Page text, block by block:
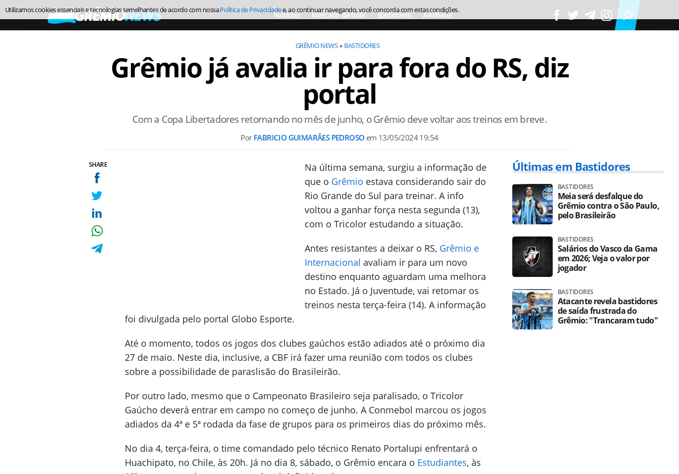
Notícias Mercado da bola Bastidores Artilharia
GRÊMIO NEWS BASTIDORES
Grêmio já avalia ir para fora do RS, diz
portal
Com a Copa Libertadores retornando no mês de junho, o Grêmio deve voltar aos treinos em breve.
Por FABRICIO GUIMARÃES PEDROSO em 13/05/2024 19:54
SHARE
Na última semana, surgiu a informação de
que o Grêmio estava considerando sair do
Rio Grande do Sul para treinar. A info
voltou a ganhar força nesta segunda (13),
com o Tricolor estudando a situação.
Antes resistantes a deixar o RS, Grêmio e
Internacional avaliam ir para um novo
destino enquanto aguardam uma melhora
no Estado. Já o Juventude, vai retomar os
treinos nesta terça-feira (14). A informação
foi divulgada pelo portal Globo Esporte.
Até o momento, todos os jogos dos clubes gaúchos estão adiados até o próximo dia
27 de maio. Neste dia, inclusive, a CBF irá fazer uma reunião com todos os clubes
sobre a possibilidade de paraslisão do Brasileirão.
Por outro lado, mesmo que o Campeonato Brasileiro seja paralisado, o Tricolor
Gaúcho deverá entrar em campo no começo de junho. A Conmebol marcou os jogos
adiados da 4ª e 5ª rodada da fase de grupos para os primeiros dias do próximo mês.
No dia 4, terça-feira, o time comandado pelo técnico Renato Portalupi enfrentará o
Huachipato, no Chile, às 20h. Já no dia 8, sábado, o Grêmio encara o Estudiantes, às
Últimas em Bastidores
BASTIDORES
Meia será desfalque do
Grêmio contra o São Paulo,
pelo Brasileirão
BASTIDORES
Salários do Vasco da Gama
em 2026; Veja o valor por
jogador
BASTIDORES
Atacante revela bastidores
de saída frustrada do
Grêmio: "Trancaram tudo"
Utilizamos cookies essenciais e tecnologias semelhantes de acordo com nossaPolítica de Privacidadee, ao continuar navegando, você concorda com estas condições.